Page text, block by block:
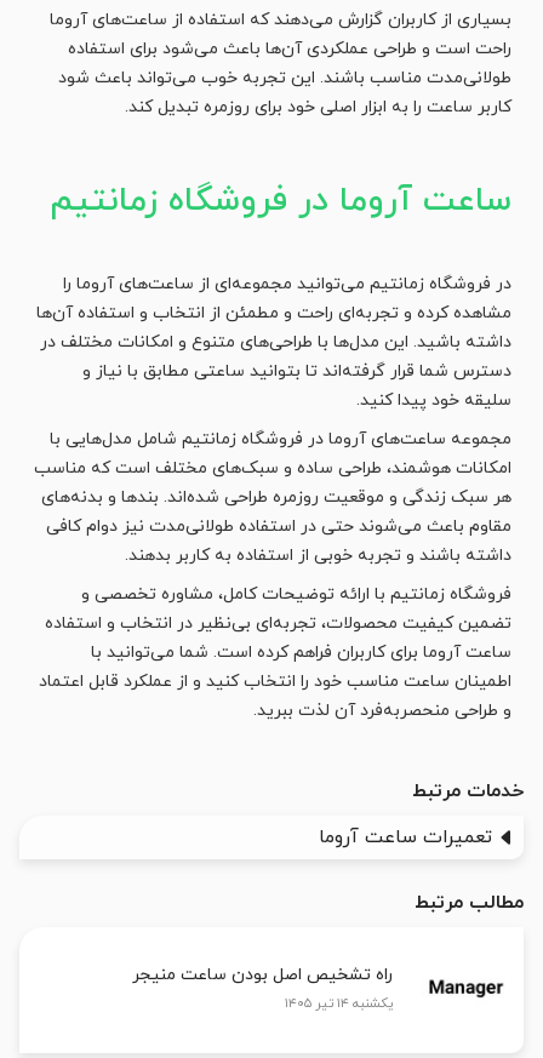
بسیاری از کاربران گزارش می‌دهند که استفاده از ساعت‌های آروما
راحت است و طراحی عملکردی آن‌ها باعث می‌شود برای استفاده
طولانی‌مدت مناسب باشند. این تجربه خوب می‌تواند باعث شود
کاربر ساعت را به ابزار اصلی خود برای روزمره تبدیل کند.
ساعت آروما در فروشگاه زمانتیم
در فروشگاه زمانتیم می‌توانید مجموعه‌ای از ساعت‌های آروما را
مشاهده کرده و تجربه‌ای راحت و مطمئن از انتخاب و استفاده آن‌ها
داشته باشید. این مدل‌ها با طراحی‌های متنوع و امکانات مختلف در
دسترس شما قرار گرفته‌اند تا بتوانید ساعتی مطابق با نیاز و
سلیقه خود پیدا کنید.
مجموعه ساعت‌های آروما در فروشگاه زمانتیم شامل مدل‌هایی با
امکانات هوشمند، طراحی ساده و سبک‌های مختلف است که مناسب
هر سبک زندگی و موقعیت روزمره طراحی شده‌اند. بندها و بدنه‌های
مقاوم باعث می‌شوند حتی در استفاده طولانی‌مدت نیز دوام کافی
داشته باشند و تجربه خوبی از استفاده به کاربر بدهند.
فروشگاه زمانتیم با ارائه توضیحات کامل، مشاوره تخصصی و
تضمین کیفیت محصولات، تجربه‌ای بی‌نظیر در انتخاب و استفاده
ساعت آروما برای کاربران فراهم کرده است. شما می‌توانید با
اطمینان ساعت مناسب خود را انتخاب کنید و از عملکرد قابل اعتماد
و طراحی منحصربه‌فرد آن لذت ببرید.
خدمات مرتبط
تعمیرات ساعت آروما
مطالب مرتبط
راه تشخیص اصل بودن ساعت منیجر
یکشنبه ۱۴ تیر ۱۴۰۵